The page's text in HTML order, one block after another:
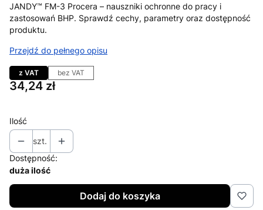
JANDY™ FM-3 Procera – nauszniki ochronne do pracy i
zastosowań BHP. Sprawdź cechy, parametry oraz dostępność
produktu.
Przejdź do pełnego opisu
z VAT bez VAT
Cena
34,24 zł
Ilość
szt.
Dostępność:
duża ilość
Dodaj do koszyka